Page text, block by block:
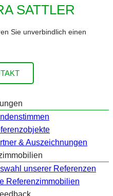
SATTLER
Sie unverbindlich einen
& Auszeichnungen
unserer Referenzen
Referenzimmobilien